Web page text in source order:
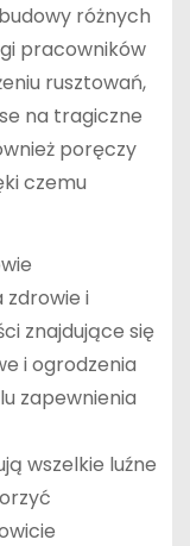
różnych
pracowników
rusztowań,
na tragiczne
poręczy
czemu
zdrowie i
znajdujące się
i ogrodzenia
zapewnienia
wszelkie luźne